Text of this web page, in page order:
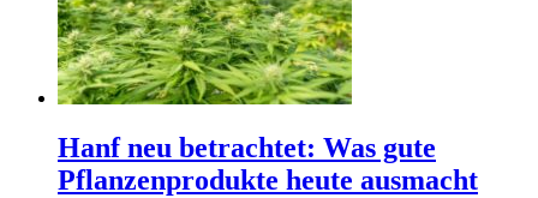
Hanf neu betrachtet: Was gute
Pflanzenprodukte heute ausmacht